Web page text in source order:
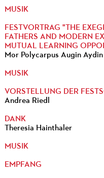
MUSIK
FESTVORTRAG "THE
FATHERS AND MODERN
MUTUAL LEARNING
Mor Polycarpus Augin Aydin
MUSIK
VORSTELLUNG DER
Andrea Riedl
DANK
Theresia Hainthaler
MUSIK
EMPFANG